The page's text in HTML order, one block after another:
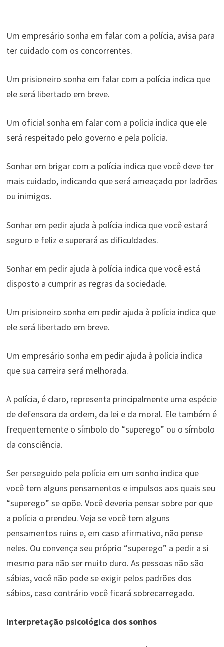
Um empresário sonha em falar com a polícia, avisa para
ter cuidado com os concorrentes.
Um prisioneiro sonha em falar com a polícia indica que
ele será libertado em breve.
Um oficial sonha em falar com a polícia indica que ele
será respeitado pelo governo e pela polícia.
Sonhar em brigar com a polícia indica que você deve ter
mais cuidado, indicando que será ameaçado por ladrões
ou inimigos.
Sonhar em pedir ajuda à polícia indica que você estará
seguro e feliz e superará as dificuldades.
Sonhar em pedir ajuda à polícia indica que você está
disposto a cumprir as regras da sociedade.
Um prisioneiro sonha em pedir ajuda à polícia indica que
ele será libertado em breve.
Um empresário sonha em pedir ajuda à polícia indica
que sua carreira será melhorada.
A polícia, é claro, representa principalmente uma espécie
de defensora da ordem, da lei e da moral. Ele também é
frequentemente o símbolo do “superego” ou o símbolo
da consciência.
Ser perseguido pela polícia em um sonho indica que
você tem alguns pensamentos e impulsos aos quais seu
“superego” se opõe. Você deveria pensar sobre por que
a polícia o prendeu. Veja se você tem alguns
pensamentos ruins e, em caso afirmativo, não pense
neles. Ou convença seu próprio “superego” a pedir a si
mesmo para não ser muito duro. As pessoas não são
sábias, você não pode se exigir pelos padrões dos
sábios, caso contrário você ficará sobrecarregado.
Interpretação psicológica dos sonhos